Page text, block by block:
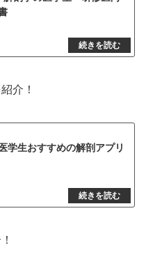
介！
学生おすすめの解剖アプリ